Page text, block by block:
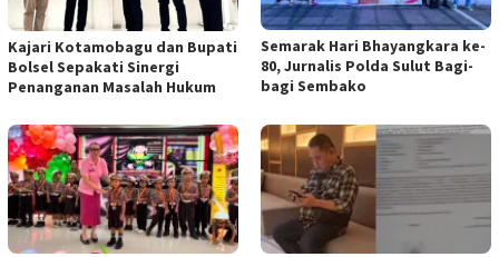
Kajari Kotamobagu dan Bupati
Bolsel Sepakati Sinergi
Penanganan Masalah Hukum
Semarak Hari Bhayangkara ke-
80, Jurnalis Polda Sulut Bagi-
bagi Sembako